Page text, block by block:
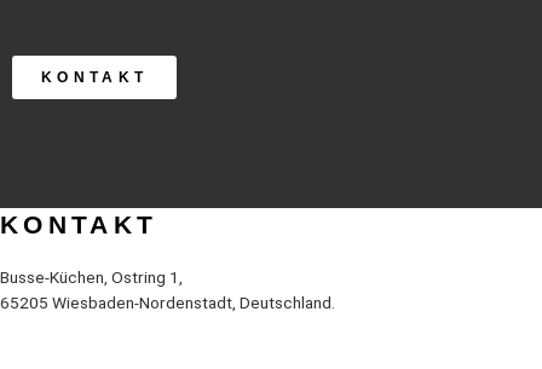
KONTAKT
KONTAKT
Busse-Küchen, Ostring 1,
65205 Wiesbaden-Nordenstadt, Deutschland.